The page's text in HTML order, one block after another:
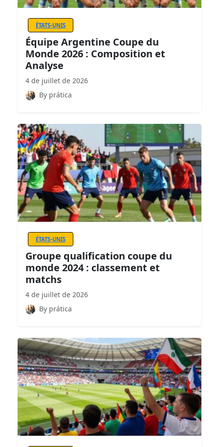
ÉTATS-UNIS
Équipe Argentine Coupe du
Monde 2026 : Composition et
Analyse
4 de juillet de 2026
By prática
ÉTATS-UNIS
Groupe qualification coupe du
monde 2024 : classement et
matchs
4 de juillet de 2026
By prática